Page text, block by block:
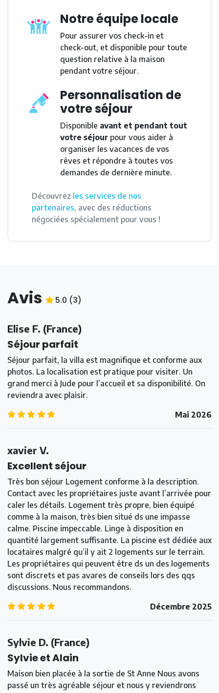
Notre équipe locale
Pour assurer vos check-in et
check-out, et disponible pour toute
question relative à la maison
pendant votre séjour.
Personnalisation de
votre séjour
Disponible avant et pendant tout
votre séjour pour vous aider à
organiser les vacances de vos
rêves et répondre à toutes vos
demandes de dernière minute.
Découvrez les services de nos
partenaires, avec des réductions
négociées spécialement pour vous !
Avis 5.0 /5
5.0 (3)
Elise F. (France)
Séjour parfait
Séjour parfait, la villa est magnifique et conforme aux
photos. La localisation est pratique pour visiter. Un
grand merci à Jude pour l’accueil et sa disponibilité. On
reviendra avec plaisir.
Mai 2026
xavier V.
Excellent séjour
Très bon séjour Logement conforme à la description.
Contact avec les propriétaires juste avant l’arrivée pour
caler les détails. Logement très propre, bien équipé
comme à la maison, très bien situé ds une impasse
calme. Piscine impeccable. Linge à disposition en
quantité largement suffisante. La piscine est dédiée aux
locataires malgré qu’il y ait 2 logements sur le terrain.
Les propriétaires qui peuvent être ds un des logements
sont discrets et pas avares de conseils lors des qqs
discussions. Nous recommandons.
Décembre 2025
Sylvie D. (France)
Sylvie et Alain
Maison bien placée à la sortie de St Anne Nous avons
passé un très agréable séjour et nous y reviendrons